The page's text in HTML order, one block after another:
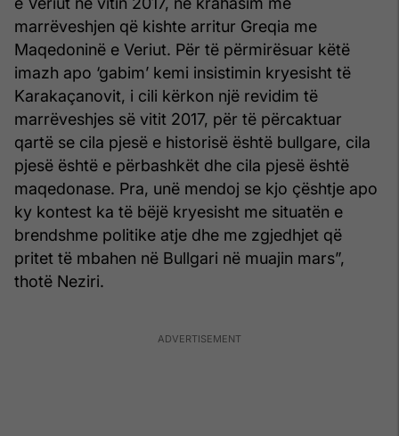
marrëveshjen që kishte arritur Greqia me
Maqedoninë e Veriut. Për të përmirësuar këtë
imazh apo ‘gabim’ kemi insistimin kryesisht të
Karakaçanovit, i cili kërkon një revidim të
marrëveshjes së vitit 2017, për të përcaktuar
qartë se cila pjesë e historisë është bullgare, cila
pjesë është e përbashkët dhe cila pjesë është
maqedonase. Pra, unë mendoj se kjo çështje apo
ky kontest ka të bëjë kryesisht me situatën e
brendshme politike atje dhe me zgjedhjet që
pritet të mbahen në Bullgari në muajin mars”,
thotë Neziri.